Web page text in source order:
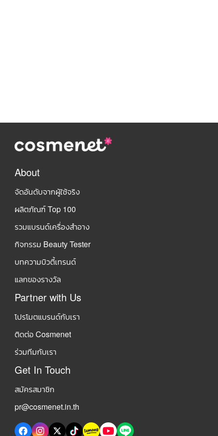
About
จัดอันดับจากผู้ใช้จริง
ผลิตภัณฑ์ Top 100
รวมแบรนด์เครื่องสำอาง
กิจกรรม Beauty Tester
บทความบิวตี้เทรนด์
แลกของรางวัล
Partner with Us
โปรโมตแบรนด์กับเรา
ติดต่อ Cosmenet
ร่วมทีมกับเรา
Get In Touch
สมัครสมาชิก
pr@cosmenet.in.th